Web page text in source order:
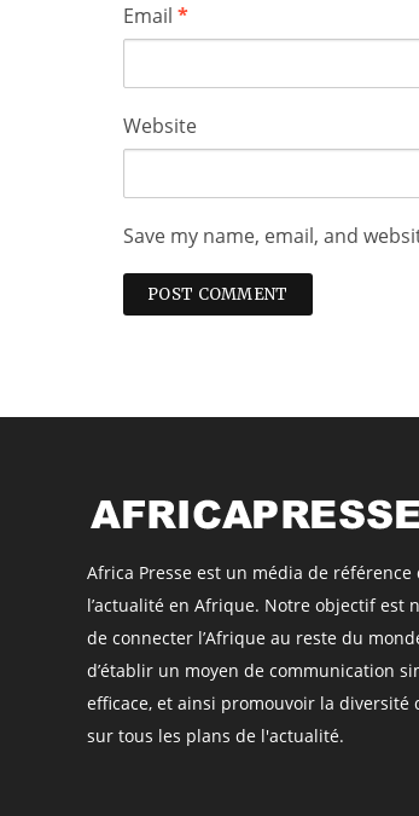
Email *
Website
Save my name, email, and
Africa Presse est un média de
l’actualité en Afrique. Notre objectif est
de connecter l’Afrique au reste du
d’établir un moyen de communication
efficace, et ainsi promouvoir la diversité
sur tous les plans de l'actualité.